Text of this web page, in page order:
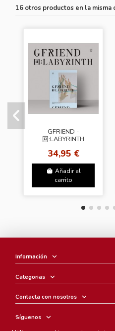
16 otros productos en la misma
GFRIEND -
回:LABYRINTH
34,95 €
Añadir al
carrito
Información
Categorias
Contacta con nosotros
Síguenos